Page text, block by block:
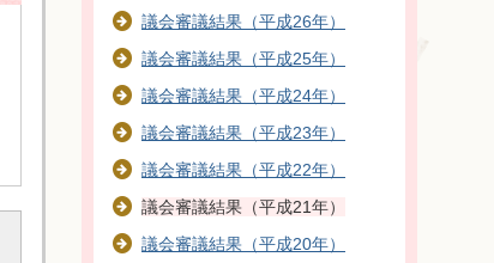
議会審議結果（平成26年）
議会審議結果（平成25年）
議会審議結果（平成24年）
議会審議結果（平成23年）
議会審議結果（平成22年）
議会審議結果（平成21年）
議会審議結果（平成20年）